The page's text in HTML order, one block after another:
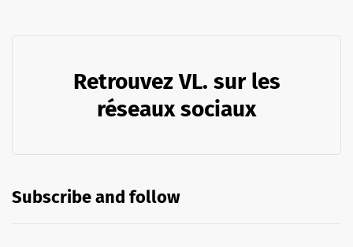
Retrouvez VL. sur les
réseaux sociaux
Subscribe and follow